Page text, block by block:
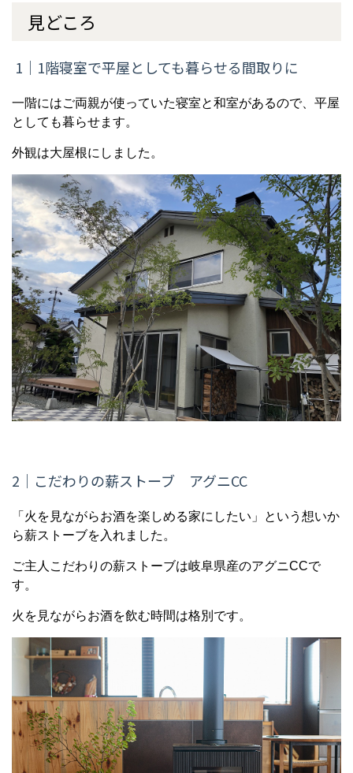
見どころ
1｜1階寝室で平屋としても暮らせる間取りに
一階にはご両親が使っていた寝室と和室があるので、平屋
としても暮らせます。
外観は大屋根にしました。
2 ｜こだわりの薪ストーブ アグニCC
「火を見ながらお酒を楽しめる家にしたい」という想いか
ら薪ストーブを入れました。
ご主人こだわりの薪ストーブは岐阜県産のアグニCCで
す。
火を見ながらお酒を飲む時間は格別です。